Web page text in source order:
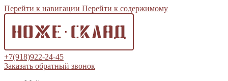
Перейти к навигации Перейти к содержимому
+7(918)922-24-45
Заказать обратный звонок